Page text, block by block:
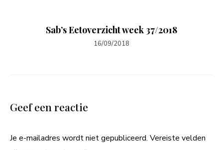
Sab’s Eetoverzicht week 37/2018
16/09/2018
Geef een reactie
Je e-mailadres wordt niet gepubliceerd. Vereiste velden